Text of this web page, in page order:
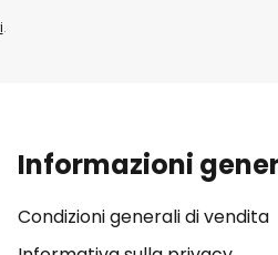
.
Informazioni
Condizioni generali di vendita